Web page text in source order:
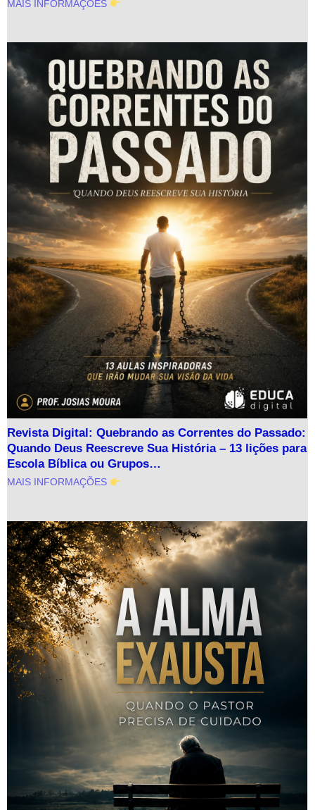
MAIS INFORMAÇÕES
Revista Digital: Quebrando as Correntes do Passado:
Quando Deus Reescreve Sua História – 13 lições para
Escola Bíblica ou Grupos…
MAIS INFORMAÇÕES